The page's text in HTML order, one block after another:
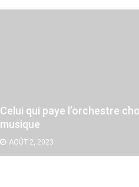
Celui qui paye l’orchestre
musique
AOÛT 2, 2023